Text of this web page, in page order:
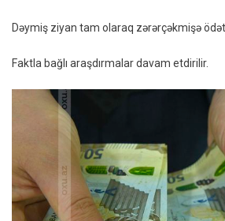
Dəymiş ziyan tam olaraq zərərçəkmişə
Faktla bağlı araşdırmalar davam etdirilir.